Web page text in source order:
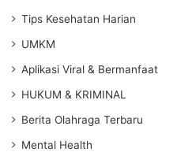
Tips Kesehatan Harian
UMKM
Aplikasi Viral & Bermanfaat
HUKUM & KRIMINAL
Berita Olahraga Terbaru
Mental Health